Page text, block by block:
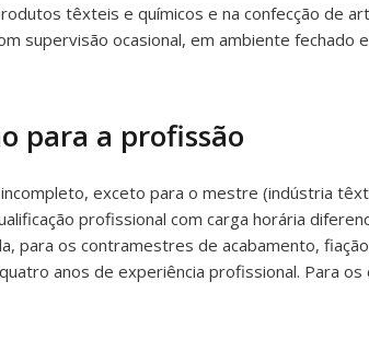
têxteis e químicos e na confecção de
supervisão ocasional, em ambiente fechado
para a profissão
exceto para o mestre (indústria
profissional com carga horária
para os contramestres de acabamento,
anos de experiência profissional. Para